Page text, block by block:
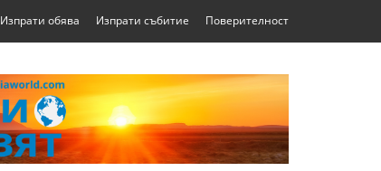
Изпрати обява Изпрати събитие Поверителност